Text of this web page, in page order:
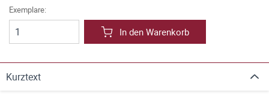
Exemplare:
In den Warenkorb
Kurztext